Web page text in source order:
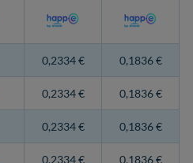
0,2334 € 0,1836 €
0,2334 € 0,1836 €
0,2334 € 0,1836 €
0,2334 € 0,1836 €